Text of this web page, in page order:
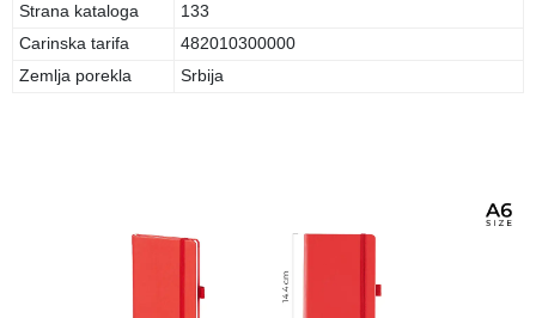
Strana kataloga
133
Carinska tarifa
482010300000
Zemlja porekla
Srbija